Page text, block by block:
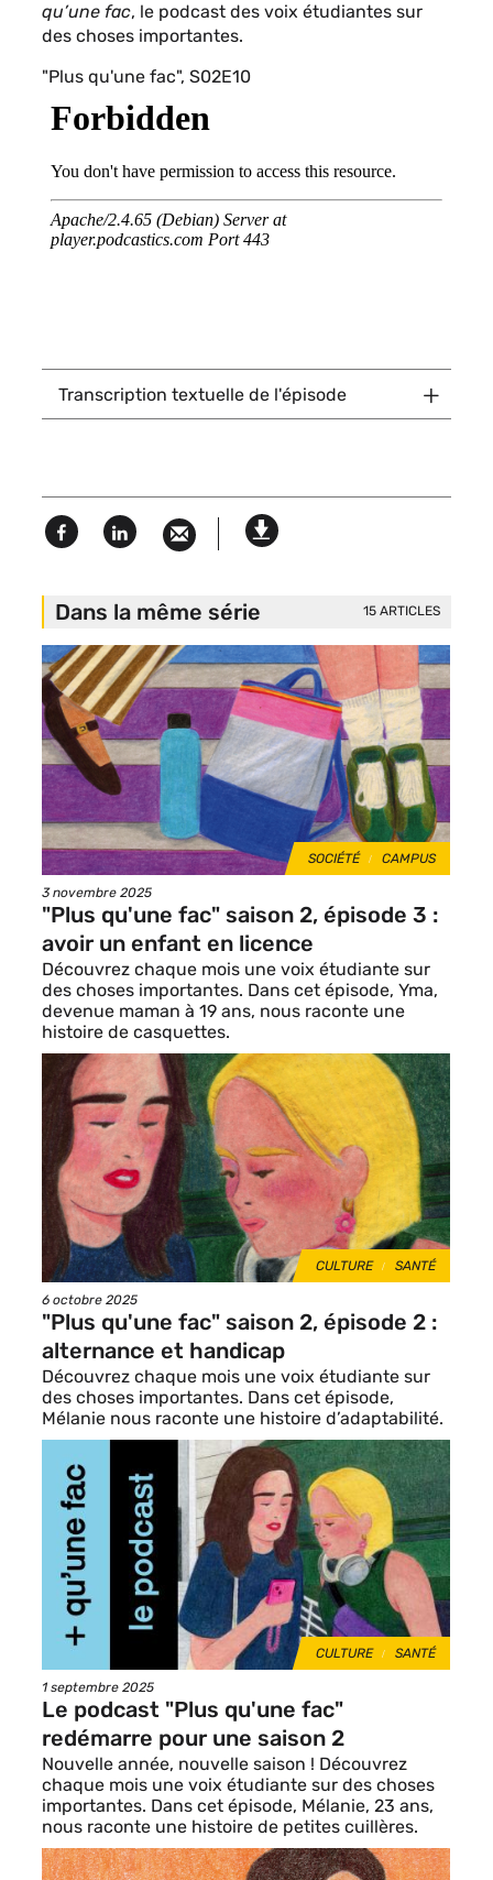
qu’une fac, le podcast des voix étudiantes sur
des choses importantes.
"Plus qu'une fac", S02E10
Titre
du
Transcription textuelle de l'épisode
FacebookLinked
Dans la même série 15 ARTICLES
Image
de
vignette
THÈMES
SOCIÉTÉ CAMPUS
Date
de
publication
3 novembre 2025
"Plus qu'une fac" saison 2, épisode 3 :
avoir un enfant en licence
Découvrez chaque mois une voix étudiante sur
des choses importantes. Dans cet épisode, Yma,
devenue maman à 19 ans, nous raconte une
histoire de casquettes.
Image
de
vignette
THÈMES
CULTURE SANTÉ
Date
de
publication
6 octobre 2025
"Plus qu'une fac" saison 2, épisode 2 :
alternance et handicap
Découvrez chaque mois une voix étudiante sur
des choses importantes. Dans cet épisode,
Mélanie nous raconte une histoire d’adaptabilité.
vignette
THÈMES
CULTURE SANTÉ
Date
de
publication
1 septembre 2025
Le podcast "Plus qu'une fac"
redémarre pour une saison 2
Nouvelle année, nouvelle saison ! Découvrez
chaque mois une voix étudiante sur des choses
importantes. Dans cet épisode, Mélanie, 23 ans,
nous raconte une histoire de petites cuillères.
Image